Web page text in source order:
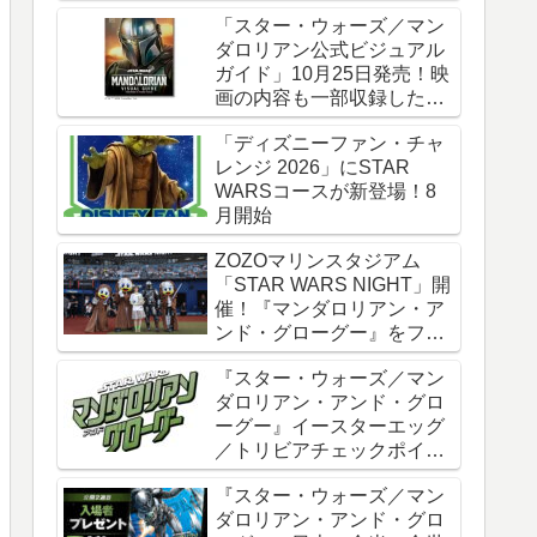
時全話一挙配信
「スター・ウォーズ／マン
ダロリアン公式ビジュアル
ガイド」10月25日発売！映
画の内容も一部収録した邦
訳版
「ディズニーファン・チャ
レンジ 2026」にSTAR
WARSコースが新登場！8
月開始
ZOZOマリンスタジアム
「STAR WARS NIGHT」開
催！『マンダロリアン・ア
ンド・グローグー』をフィ
ーチャー
『スター・ウォーズ／マン
ダロリアン・アンド・グロ
ーグー』イースターエッグ
／トリビアチェックポイン
ト総まとめ【ネタバレ注
意】
『スター・ウォーズ／マン
ダロリアン・アンド・グロ